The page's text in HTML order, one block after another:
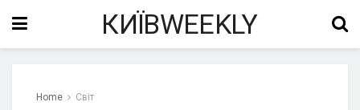
КИЇВWEEKLY
Home Світ